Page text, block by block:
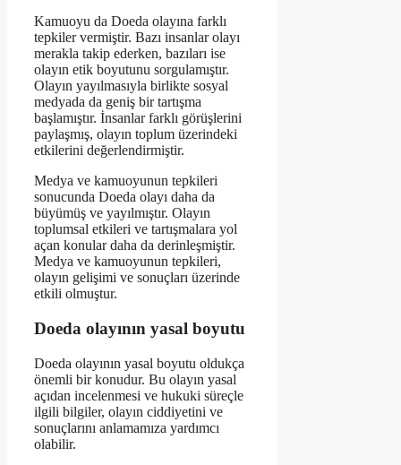
Kamuoyu da Doeda olayına farklı
tepkiler vermiştir. Bazı insanlar olayı
merakla takip ederken, bazıları ise
olayın etik boyutunu sorgulamıştır.
Olayın yayılmasıyla birlikte sosyal
medyada da geniş bir tartışma
başlamıştır. İnsanlar farklı görüşlerini
paylaşmış, olayın toplum üzerindeki
etkilerini değerlendirmiştir.
Medya ve kamuoyunun tepkileri
sonucunda Doeda olayı daha da
büyümüş ve yayılmıştır. Olayın
toplumsal etkileri ve tartışmalara yol
açan konular daha da derinleşmiştir.
Medya ve kamuoyunun tepkileri,
olayın gelişimi ve sonuçları üzerinde
etkili olmuştur.
Doeda olayının yasal boyutu
Doeda olayının yasal boyutu oldukça
önemli bir konudur. Bu olayın yasal
açıdan incelenmesi ve hukuki süreçle
ilgili bilgiler, olayın ciddiyetini ve
sonuçlarını anlamamıza yardımcı
olabilir.